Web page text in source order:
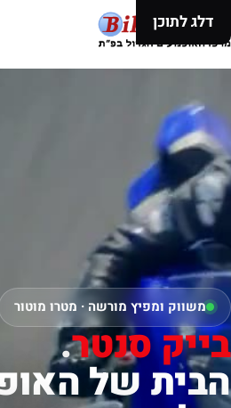
דלג לתוכן
משווק ומפיץ מורשה · מטרו מוטור
בייק סנטר.
הבית של